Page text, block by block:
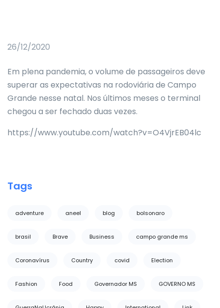
26/12/2020
Em plena pandemia, o volume de passageiros deve
superar as expectativas na rodoviária de Campo
Grande nesse natal. Nos últimos meses o terminal
chegou a ser fechado duas vezes.
https://www.youtube.com/watch?v=O4VjrEB04lc
Tags
adventure aneel blog bolsonaro
brasil Brave Business campo grande ms
Coronavírus Country covid Election
Fashion Food Governador MS GOVERNO MS